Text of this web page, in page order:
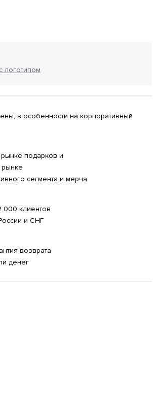
логотипом
в особенности на корпоративный
рынке подарков и
рынке
сегмента и мерча
000 клиентов
и СНГ
возврата
денег